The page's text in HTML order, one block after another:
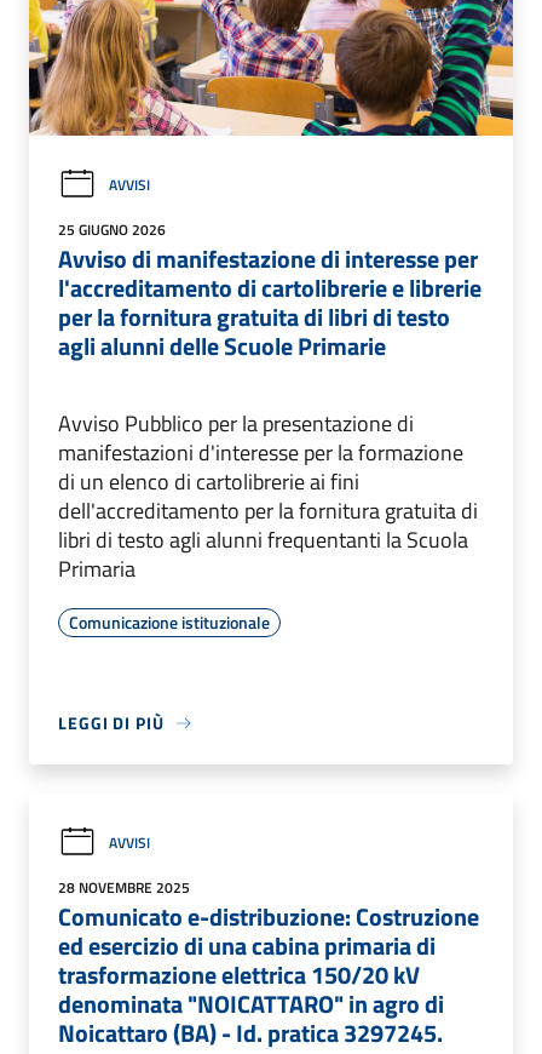
AVVISI
25 GIUGNO 2026
Avviso di manifestazione di interesse per
l'accreditamento di cartolibrerie e librerie
per la fornitura gratuita di libri di testo
agli alunni delle Scuole Primarie
Avviso Pubblico per la presentazione di
manifestazioni d'interesse per la formazione
di un elenco di cartolibrerie ai fini
dell'accreditamento per la fornitura gratuita di
libri di testo agli alunni frequentanti la Scuola
Primaria
Comunicazione istituzionale
LEGGI DI PIÙ
AVVISI
28 NOVEMBRE 2025
Comunicato e-distribuzione: Costruzione
ed esercizio di una cabina primaria di
trasformazione elettrica 150/20 kV
denominata "NOICATTARO" in agro di
Noicattaro (BA) - Id. pratica 3297245.